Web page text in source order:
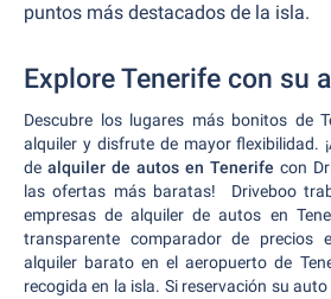
puntos más destacados de la isla.
Explore Tenerife con su
Descubre los lugares más bonitos de
alquiler y disfrute de mayor flexibilidad.
de alquiler de autos en Tenerife con
las ofertas más baratas! Driveboo
empresas de alquiler de autos en
transparente comparador de precios
alquiler barato en el aeropuerto de
recogida en la isla. Si reservación su